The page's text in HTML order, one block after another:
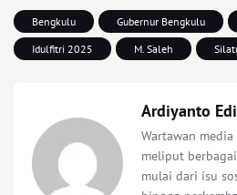
Bengkulu Gubernur Bengkulu
Idulfitri 2025
M. Saleh
Ardiyanto
Wartawan
meliput
mulai dari isu